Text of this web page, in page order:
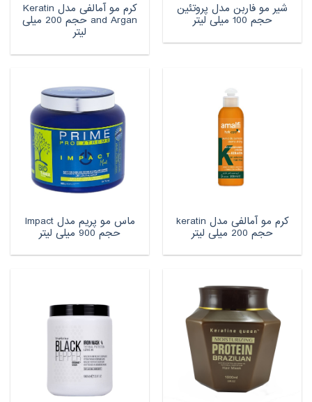
شیر مو فاربن مدل پروتئین
حجم 100 میلی لیتر
کرم مو آمالفی مدل Keratin
and Argan حجم 200 میلی
لیتر
کرم مو آمالفی مدل keratin
حجم 200 میلی لیتر
ماس مو پریم مدل Impact
حجم 900 میلی لیتر